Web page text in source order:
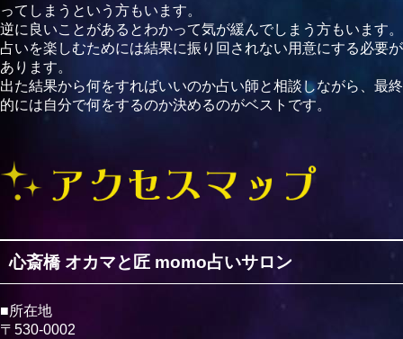
ってしまうという方もいます。
逆に良いことがあるとわかって気が緩んでしまう方もいます。
占いを楽しむためには結果に振り回されない用意にする必要が
あります。
出た結果から何をすればいいのか占い師と相談しながら、最終
的には自分で何をするのか決めるのがベストです。
心斎橋 オカマと匠 momo占いサロン
■所在地
〒530-0002